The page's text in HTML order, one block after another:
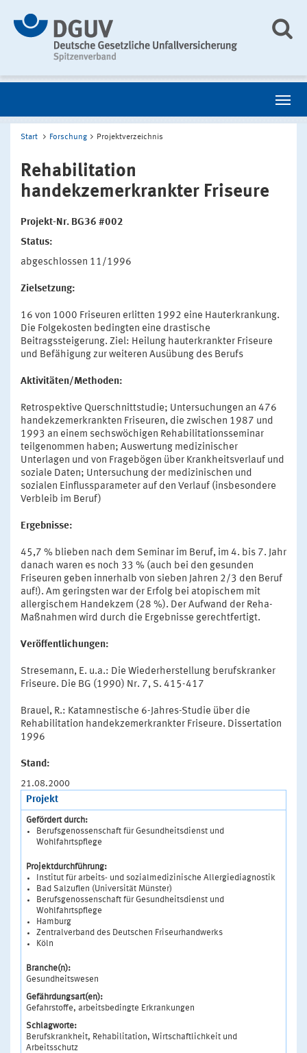
Start Forschung Projektverzeichnis
Rehabilitation
handekzemerkrankter Friseure
Projekt-Nr. BG36 #002
Status:
abgeschlossen 11/1996
Zielsetzung:
16 von 1000 Friseuren erlitten 1992 eine Hauterkrankung.
Die Folgekosten bedingten eine drastische
Beitragssteigerung. Ziel: Heilung hauterkrankter Friseure
und Befähigung zur weiteren Ausübung des Berufs
Aktivitäten/Methoden:
Retrospektive Querschnittstudie; Untersuchungen an 476
handekzemerkrankten Friseuren, die zwischen 1987 und
1993 an einem sechswöchigen Rehabilitationsseminar
teilgenommen haben; Auswertung medizinischer
Unterlagen und von Fragebögen über Krankheitsverlauf und
soziale Daten; Untersuchung der medizinischen und
sozialen Einflussparameter auf den Verlauf (insbesondere
Verbleib im Beruf)
Ergebnisse:
45,7 % blieben nach dem Seminar im Beruf, im 4. bis 7. Jahr
danach waren es noch 33 % (auch bei den gesunden
Friseuren geben innerhalb von sieben Jahren 2/3 den Beruf
auf!). Am geringsten war der Erfolg bei atopischem mit
allergischem Handekzem (28 %). Der Aufwand der Reha-
Maßnahmen wird durch die Ergebnisse gerechtfertigt.
Veröffentlichungen:
Stresemann, E. u.a.: Die Wiederherstellung berufskranker
Friseure. Die BG (1990) Nr. 7, S. 415-417
Brauel, R.: Katamnestische 6-Jahres-Studie über die
Rehabilitation handekzemerkrankter Friseure. Dissertation
1996
Stand:
21.08.2000
Projekt
Gefördert durch:
Berufsgenossenschaft für Gesundheitsdienst und
Wohlfahrtspflege
Projektdurchführung:
Institut für arbeits- und sozialmedizinische Allergiediagnostik
Bad Salzuflen (Universität Münster)
Berufsgenossenschaft für Gesundheitsdienst und
Wohlfahrtspflege
Hamburg
Zentralverband des Deutschen Friseurhandwerks
Köln
Branche(n):
Gesundheitswesen
Gefährdungsart(en):
Gefahrstoffe, arbeitsbedingte Erkrankungen
Schlagworte:
Berufskrankheit, Rehabilitation, Wirtschaftlichkeit und
Arbeitsschutz